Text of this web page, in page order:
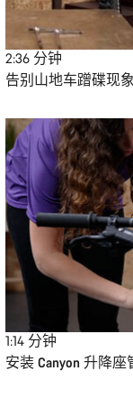
2:36 分钟
告别山地车蹭碟现象
1:14 分钟
安装 Canyon 升降座